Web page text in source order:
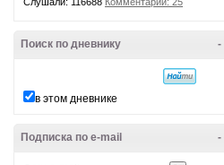
-
Поиск по дневнику
в этом дневнике
-
Подписка по e-mail